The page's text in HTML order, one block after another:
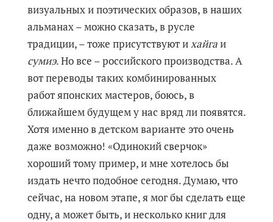
визуальных и поэтических образов, в наших
альманах – можно сказать, в русле
традиции, – тоже присутствуют ихайгаи
сумиэ. Но все – российского производства. А
вот переводы таких комбинированных
работ японских мастеров, боюсь, в
ближайшем будущем у нас вряд ли появятся.
Хотя именно в детском варианте это очень
даже возможно! «Одинокий сверчок»
хороший тому пример, и мне хотелось бы
издать нечто подобное сегодня. Думаю, что
сейчас, на новом этапе, я мог бы сделать еще
одну, а может быть, и несколько книг для